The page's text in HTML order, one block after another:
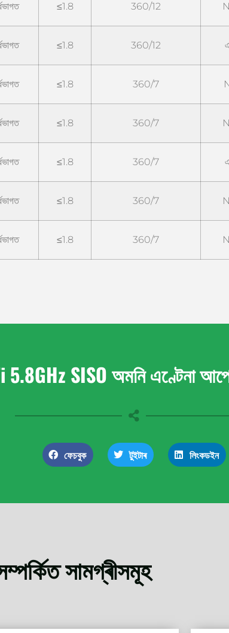
≤1.8 360/12
≤1.8 360/12
≤1.8 360/7
≤1.8 360/7
≤1.8 360/7
≤1.8 360/7
≤1.8 360/7
5.8GHz SISO অমনি এণ্টেনা
ফেচবুক টুইটাৰ লিংকডইন
সামগ্ৰীসমূহ